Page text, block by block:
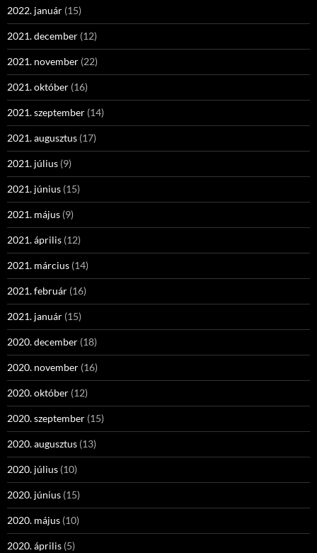
2022. január (15)
2021. december (12)
2021. november (22)
2021. október (16)
2021. szeptember (14)
2021. augusztus (17)
2021. július (9)
2021. június (15)
2021. május (9)
2021. április (12)
2021. március (14)
2021. február (16)
2021. január (15)
2020. december (18)
2020. november (16)
2020. október (12)
2020. szeptember (15)
2020. augusztus (13)
2020. július (10)
2020. június (15)
2020. május (10)
2020. április (5)